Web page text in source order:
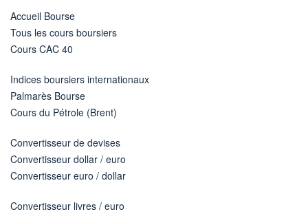
Accueil Bourse
Tous les cours boursiers
Cours CAC 40
Indices boursiers internationaux
Palmarès Bourse
Cours du Pétrole (Brent)
Convertisseur de devises
Convertisseur dollar / euro
Convertisseur euro / dollar
Convertisseur livres / euro